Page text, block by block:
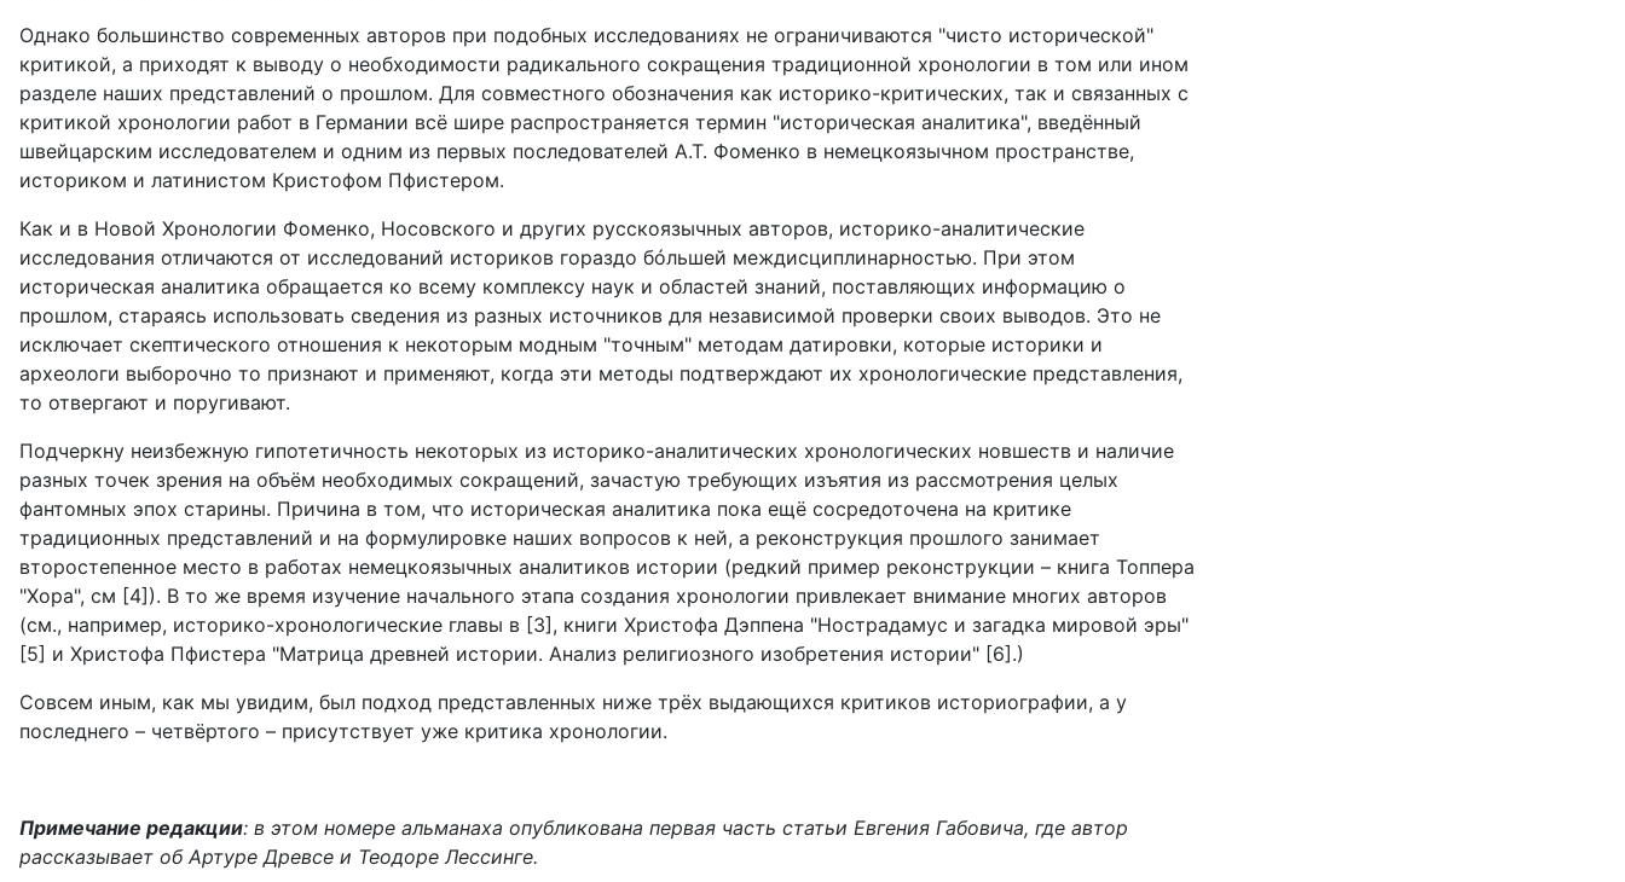
Однако большинство современных авторов при подобных исследованиях не ограничиваются "чисто исторической"
критикой, а приходят к выводу о необходимости радикального сокращения традиционной хронологии в том или ином
разделе наших представлений о прошлом. Для совместного обозначения как историко-критических, так и связанных с
критикой хронологии работ в Германии всё шире распространяется термин "историческая аналитика", введённый
швейцарским исследователем и одним из первых последователей А.Т. Фоменко в немецкоязычном пространстве,
историком и латинистом Кристофом Пфистером.
Как и в Новой Хронологии Фоменко, Носовского и других русскоязычных авторов, историко-аналитические
исследования отличаются от исследований историков гораздо бóльшей междисциплинарностью. При этом
историческая аналитика обращается ко всему комплексу наук и областей знаний, поставляющих информацию о
прошлом, стараясь использовать сведения из разных источников для независимой проверки своих выводов. Это не
исключает скептического отношения к некоторым модным "точным" методам датировки, которые историки и
археологи выборочно то признают и применяют, когда эти методы подтверждают их хронологические представления,
то отвергают и поругивают.
Подчеркну неизбежную гипотетичность некоторых из историко-аналитических хронологических новшеств и наличие
разных точек зрения на объём необходимых сокращений, зачастую требующих изъятия из рассмотрения целых
фантомных эпох старины. Причина в том, что историческая аналитика пока ещё сосредоточена на критике
традиционных представлений и на формулировке наших вопросов к ней, а реконструкция прошлого занимает
второстепенное место в работах немецкоязычных аналитиков истории (редкий пример реконструкции – книга Топпера
"Хора", см [4]). В то же время изучение начального этапа создания хронологии привлекает внимание многих авторов
(см., например, историко-хронологические главы в [3], книги Христофа Дэппена "Нострадамус и загадка мировой эры"
[5] и Христофа Пфистера "Матрица древней истории. Анализ религиозного изобретения истории" [6].)
Совсем иным, как мы увидим, был подход представленных ниже трёх выдающихся критиков историографии, а у
последнего – четвёртого – присутствует уже критика хронологии.
Примечание редакции: в этом номере альманаха опубликована первая часть статьи Евгения Габовича, где автор
рассказывает об Артуре Древсе и Теодоре Лессинге.